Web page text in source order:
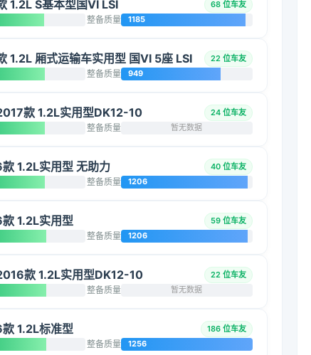
1.2L S基本型国VI LSI 68 位车友
整备质量 1185
1.2L 厢式运输车实用型 国VI 5座 LSI 22 位车友
整备质量 949
款 1.2L实用型DK12-10 24 位车友
整备质量 暂无数据
1.2L实用型 无助力 40 位车友
整备质量 1206
1.2L实用型 59 位车友
整备质量 1206
款 1.2L实用型DK12-10 22 位车友
整备质量 暂无数据
1.2L标准型 186 位车友
整备质量 1256